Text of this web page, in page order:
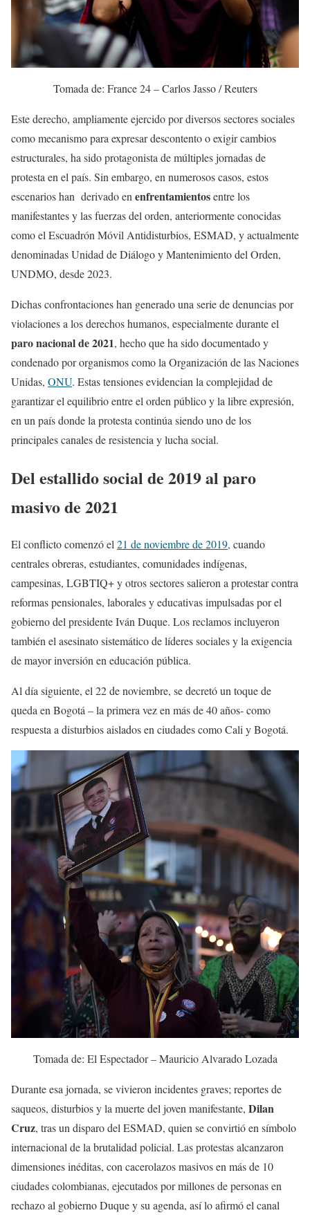
Tomada de: France 24 – Carlos Jasso / Reuters
Este derecho, ampliamente ejercido por diversos sectores sociales
como mecanismo para expresar descontento o exigir cambios
estructurales, ha sido protagonista de múltiples jornadas de
protesta en el país. Sin embargo, en numerosos casos, estos
escenarios han derivado en enfrentamientosentre los
manifestantes y las fuerzas del orden, anteriormente conocidas
como el Escuadrón Móvil Antidisturbios, ESMAD, y actualmente
denominadas Unidad de Diálogo y Mantenimiento del Orden,
UNDMO, desde 2023.
Dichas confrontaciones han generado una serie de denuncias por
violaciones a los derechos humanos, especialmente durante el
paro nacional de 2021, hecho que ha sido documentado y
condenado por organismos como la Organización de las Naciones
Unidas, ONU. Estas tensiones evidencian la complejidad de
garantizar el equilibrio entre el orden público y la libre expresión,
en un país donde la protesta continúa siendo uno de los
principales canales de resistencia y lucha social.
Del estallido social de 2019 al paro
masivo de 2021
El conflicto comenzó el21 de noviembre de 2019, cuando
centrales obreras, estudiantes, comunidades indígenas,
campesinas, LGBTIQ+ y otros sectores salieron a protestar contra
reformas pensionales, laborales y educativas impulsadas por el
gobierno del presidente Iván Duque. Los reclamos incluyeron
también el asesinato sistemático de líderes sociales y la exigencia
de mayor inversión en educación pública.
Al día siguiente, el 22 de noviembre, se decretó un toque de
queda en Bogotá – la primera vez en más de 40 años- como
respuesta a disturbios aislados en ciudades como Cali y Bogotá.
Tomada de: El Espectador – Mauricio Alvarado Lozada
Durante esa jornada, se vivieron incidentes graves; reportes de
saqueos, disturbios y la muerte del joven manifestante, Dilan
Cruz, tras un disparo del ESMAD, quien se convirtió en símbolo
internacional de la brutalidad policial. Las protestas alcanzaron
dimensiones inéditas, con cacerolazos masivos en más de 10
ciudades colombianas, ejecutados por millones de personas en
rechazo al gobierno Duque y su agenda, así lo afirmó el canal